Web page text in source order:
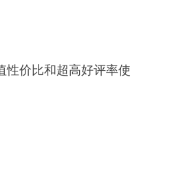
性价比和超高好评率使